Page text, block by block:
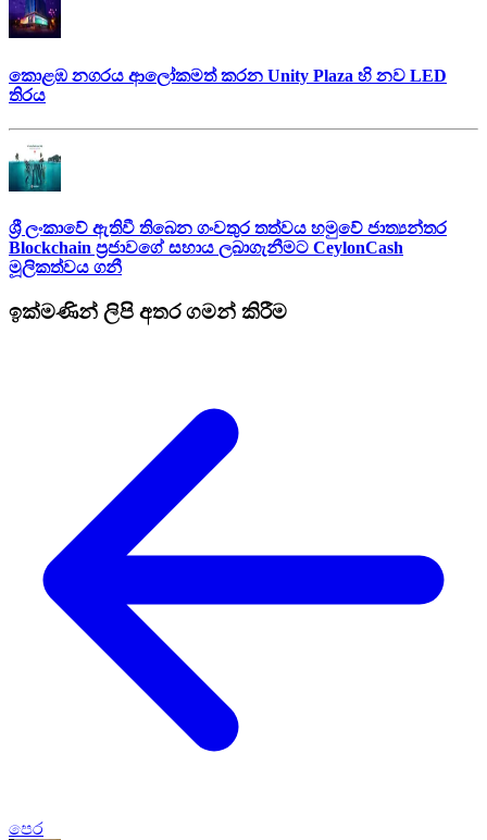
කොළඹ නගරය ආලෝකමත් කරන Unity Plaza හි නව LED
තිරය
ශ්‍රී ලංකාවේ ඇතිවී තිබෙන ගංවතුර තත්වය හමුවේ ජාත්‍යන්තර
Blockchain ප්‍රජාවගේ සහාය ලබාගැනීමට CeylonCash
මූලිකත්වය ග​නී
ඉක්මණින් ලිපි අතර ගමන් කිරීම
පෙර